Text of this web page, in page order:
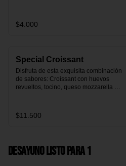
desayuno dulce y equilibrado.
$4.000
Special Croissant
Disfruta de esta exquisita combinación
de sabores: Croissant con huevos
revueltos, tocino, queso mozzarella
$11.500
Desayuno Listo para 1